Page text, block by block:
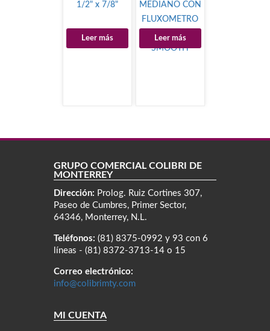
1/2" x 7/8"
Leer más
MEDIANO CON
FLUXOMETRO
ROYAL 186
SMOOTH
Leer más
GRUPO COMERCIAL COLIBRÍ DE
MONTERREY
Dirección: Prolog. Ruiz Cortines 307,
Paseo de Cumbres, Primer Sector,
64346, Monterrey, N.L.
Teléfonos: (81) 8375-0992 y 93 con 6
líneas - (81) 8372-3713-14 o 15
Correo electrónico:
info@colibrimty.com
MI CUENTA